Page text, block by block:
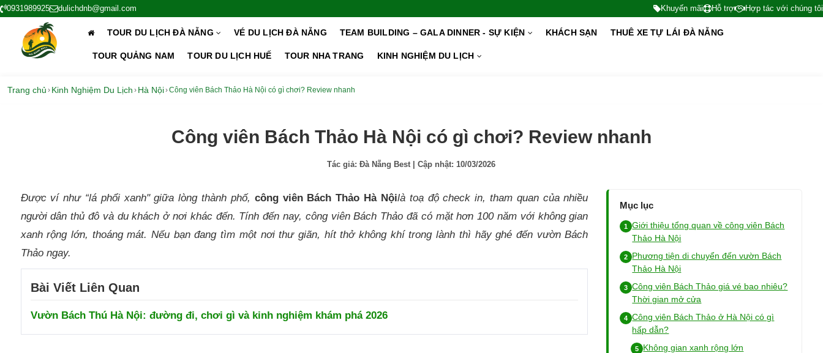
0931989925 dulichdnb@gmail.com Khuyến mãi Hỗ trợ Hợp tác với chúng tôi
TOUR DU LỊCH ĐÀ NẴNG VÉ DU LỊCH ĐÀ NẴNG TEAM BUILDING – GALA DINNER - SỰ KIỆN KHÁCH SẠN THUÊ XE TỰ LÁI ĐÀ NẴNG
TOUR QUẢNG NAM TOUR DU LỊCH HUẾ TOUR NHA TRANG KINH NGHIỆM DU LỊCH
Trang chủ › Kinh Nghiệm Du Lịch › Hà Nội›Công viên Bách Thảo Hà Nội có gì chơi? Review nhanh
Công viên Bách Thảo Hà Nội có gì chơi? Review nhanh
Tác giả:Đà Nẵng Best | Cập nhật:10/03/2026
Được ví như “lá phổi xanh" giữa lòng thành phố, công viên Bách Thảo Hà Nộilà toạ độ check in, tham quan của nhiều
người dân thủ đô và du khách ở nơi khác đến. Tính đến nay, công viên Bách Thảo đã có mặt hơn 100 năm với không gian
xanh rộng lớn, thoáng mát. Nếu bạn đang tìm một nơi thư giãn, hít thở không khí trong lành thì hãy ghé đến vườn Bách
Thảo ngay.
Bài Viết Liên Quan
Vườn Bách Thú Hà Nội: đường đi, chơi gì và kinh nghiệm khám phá 2026
Mục lục
Giới thiệu tổng quan về công viên Bách
Thảo Hà Nội
Phương tiện di chuyển đến vườn Bách
Thảo Hà Nội
Công viên Bách Thảo giá vé bao nhiêu?
Thời gian mở cửa
Công viên Bách Thảo ở Hà Nội có gì
hấp dẫn?
Không gian xanh rộng lớn